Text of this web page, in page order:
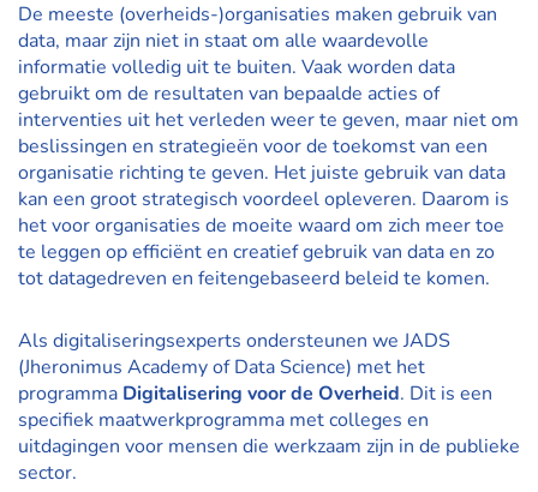
De meeste (overheids-)organisaties maken gebruik van
data, maar zijn niet in staat om alle waardevolle
informatie volledig uit te buiten. Vaak worden data
gebruikt om de resultaten van bepaalde acties of
interventies uit het verleden weer te geven, maar niet om
beslissingen en strategieën voor de toekomst van een
organisatie richting te geven. Het juiste gebruik van data
kan een groot strategisch voordeel opleveren. Daarom is
het voor organisaties de moeite waard om zich meer toe
te leggen op efficiënt en creatief gebruik van data en zo
tot datagedreven en feitengebaseerd beleid te komen.
Als digitaliseringsexperts ondersteunen we JADS
(Jheronimus Academy of Data Science) met het
programma Digitalisering voor de Overheid. Dit is een
specifiek maatwerkprogramma met colleges en
uitdagingen voor mensen die werkzaam zijn in de publieke
sector.